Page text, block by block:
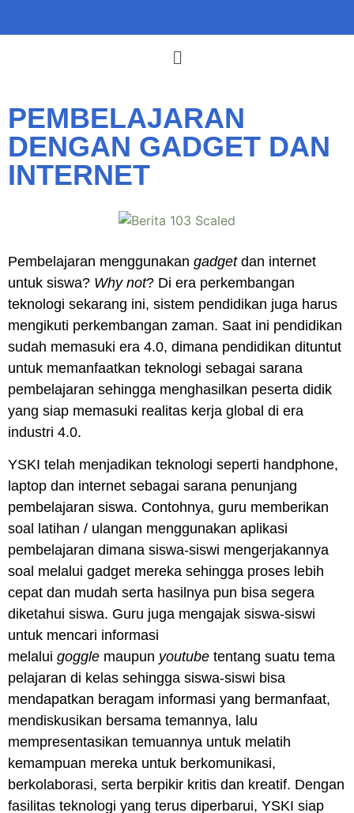
PEMBELAJARAN
DENGAN GADGET DAN
INTERNET
Pembelajaran menggunakan gadgetdan internet
untuk siswa? Why not? Di era perkembangan
teknologi sekarang ini, sistem pendidikan juga harus
mengikuti perkembangan zaman. Saat ini pendidikan
sudah memasuki era 4.0, dimana pendidikan dituntut
untuk memanfaatkan teknologi sebagai sarana
pembelajaran sehingga menghasilkan peserta didik
yang siap memasuki realitas kerja global di era
industri 4.0.
YSKI telah menjadikan teknologi seperti handphone,
laptop dan internet sebagai sarana penunjang
pembelajaran siswa. Contohnya, guru memberikan
soal latihan / ulangan menggunakan aplikasi
pembelajaran dimana siswa-siswi mengerjakannya
soal melalui gadget mereka sehingga proses lebih
cepat dan mudah serta hasilnya pun bisa segera
diketahui siswa. Guru juga mengajak siswa-siswi
untuk mencari informasi
melalui goggle maupun youtube tentang suatu tema
pelajaran di kelas sehingga siswa-siswi bisa
mendapatkan beragam informasi yang bermanfaat,
mendiskusikan bersama temannya, lalu
mempresentasikan temuannya untuk melatih
kemampuan mereka untuk berkomunikasi,
berkolaborasi, serta berpikir kritis dan kreatif. Dengan
fasilitas teknologi yang terus diperbarui, YSKI siap